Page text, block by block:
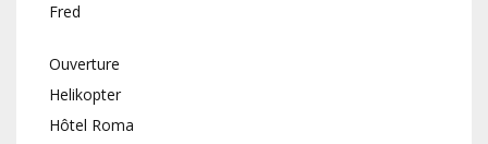
Fred
Ouverture
Helikopter
Hôtel Roma